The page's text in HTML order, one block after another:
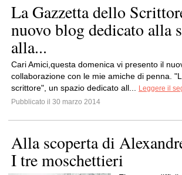
La Gazzetta dello
nuovo blog dedicato alla
alla...
Cari Amici,questa domenica vi presento il
collaborazione con le mie amiche di penna.
scrittore", un spazio dedicato all...
Leggere il
Pubblicato il 30 marzo 2014
Alla scoperta di
I tre moschettieri